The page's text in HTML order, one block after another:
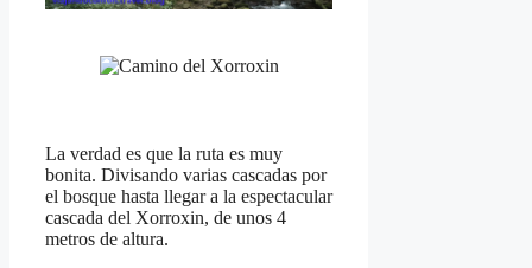
La verdad es que la ruta es muy
bonita. Divisando varias cascadas por
el bosque hasta llegar a la espectacular
cascada del Xorroxin, de unos 4
metros de altura.